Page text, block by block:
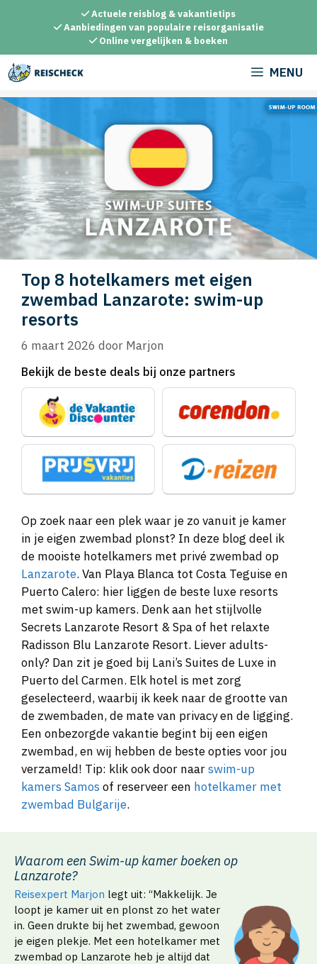
inhoud
Actuele reisblog & vakantietips
Aanbiedingen van populaire reisorganisatie
Online vergelijken & boeken
MENU
Top 8 hotelkamers met eigen
zwembad Lanzarote: swim-up
resorts
6 maart 2026 door Marjon
Bekijk de beste deals bij onze partners
Op zoek naar een plek waar je zo vanuit je kamer
in je eigen zwembad plonst? In deze blog deel ik
de mooiste hotelkamers met privé zwembad op
Lanzarote. Van Playa Blanca tot Costa Teguise en
Puerto Calero: hier liggen de beste luxe resorts
met swim-up kamers. Denk aan het stijlvolle
Secrets Lanzarote Resort & Spa of het relaxte
Radisson Blu Lanzarote Resort. Liever adults-
only? Dan zit je goed bij Lani’s Suites de Luxe in
Puerto del Carmen. Elk hotel is met zorg
geselecteerd, waarbij ik keek naar de grootte van
de zwembaden, de mate van privacy en de ligging.
Een onbezorgde vakantie begint bij een eigen
zwembad, en wij hebben de beste opties voor jou
verzameld! Tip: klik ook door naarswim-up
kamers Samos of reserveer een hotelkamer met
zwembad Bulgarije.
Waarom een Swim-up kamer boeken op
Lanzarote?
Reisexpert Marjon legt uit: “Makkelijk. Je
loopt je kamer uit en plonst zo het water
in. Geen drukte bij het zwembad, gewoon
je eigen plekje. Met een hotelkamer met
zwembad op Lanzarote heb je altijd dat